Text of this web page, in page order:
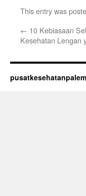
This entry was
← 10 Kebiasaan
Kesehatan Lengan